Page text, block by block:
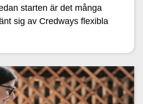
starten är det många
sig av Credways flexibla